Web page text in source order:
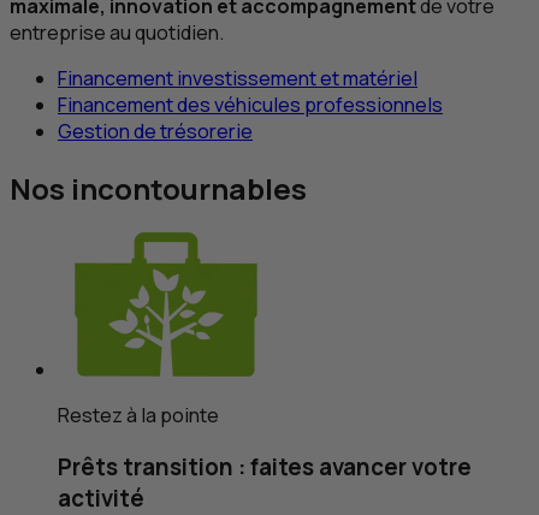
maximale, innovation et accompagnementde votre
entreprise au quotidien.
Financement investissement et matériel
Financement des véhicules professionnels
Gestion de trésorerie
Nos incontournables
Restez à la pointe
Prêts transition : faites avancer votre
activité